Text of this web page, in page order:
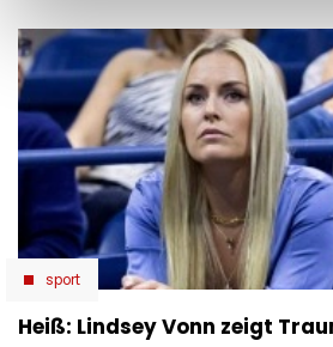
sport
Heiß: Lindsey Vonn zeigt